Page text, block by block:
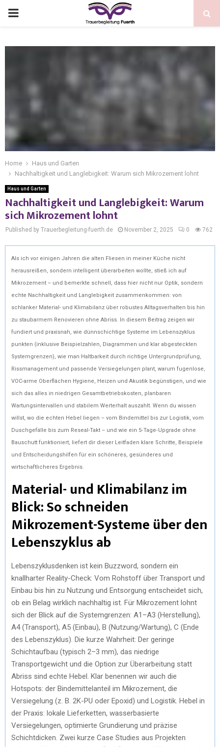
Home
Haus und Garten
Nachhaltigkeit und Langlebigkeit: Warum sich Mikrozement lohnt
Haus und Garten
Nachhaltigkeit und Langlebigkeit: Warum
sich Mikrozement lohnt
Published by Trauerbegleitung-fuerth.de November 2, 2025 0 762
Als ich vor einigen Jahren die alten Fliesen in meiner Küche nicht
herausreißen, sondern intelligent überarbeiten wollte, stieß ich auf
Mikrozement – und bemerkte schnell, dass hier nicht nur Optik, sondern
echte Nachhaltigkeit und Langlebigkeit zusammenkommen: von
schlanker Material- und Klimabilanz über robustes Alltagsverhalten bis hin
zu staubarmem Renovieren ohne Abriss. In diesem Beitrag zeigen wir
fundiert und praxisnah, wie dünnschichtige Systeme im Lebenszyklus
punkten (inklusive Beispielzahlen, Diagrammen und klar abgesteckten
Systemgrenzen), wie man Haltbarkeit durch richtige Untergrundprüfung,
Rissmanagement und passende Versiegelungen plant, warum fugenlose,
VOC-arme Oberflächen Hygiene, Heizen und Akustik begünstigen, und wie
sich das alles in niedrigen Gesamtbetriebskosten, planbaren
Wartungsintervallen und stabilem Werterhalt auszahlt. Wenn du wissen
willst, wo die echten Hebel liegen – vom Bindemittel bis zur Logistik, vom
Duschgefälle bis zum Reseal-Takt – und wie ein 5‑Tage‑Upgrade ohne
Bauschutt funktioniert, liefert dir dieser Leitfaden klare Schritte, Beispiele
und Entscheidungshilfen für ein schöneres, gesünderes und
wirtschaftlicheres Ergebnis.
Material- und Klimabilanz im
Blick: So schneiden
Mikrozement-Systeme über den
Lebenszyklus ab
Lebenszyklusdenken ist kein Buzzword, sondern ein
knallharter Reality-Check: Vom Rohstoff über Transport und
Einbau bis hin zu Nutzung und Entsorgung entscheidet sich,
ob ein Belag wirklich nachhaltig ist. Für Mikrozement lohnt
sich der Blick auf die Systemgrenzen: A1–A3 (Herstellung),
A4 (Transport), A5 (Einbau), B (Nutzung/Wartung), C (Ende
des Lebenszyklus). Die kurze Wahrheit: Der geringe
Schichtaufbau (typisch 2–3 mm), das niedrige
Transportgewicht und die Option zur Überarbeitung statt
Abriss sind echte Hebel. Klar benennen wir auch die
Hotspots: der Bindemittelanteil im Mikrozement, die
Versiegelung (z. B. 2K-PU oder Epoxid) und Logistik. Hebel in
der Praxis: lokale Lieferketten, wasserbasierte
Versiegelungen, optimierte Grundierung und präzise
Schichtdicken. Zwei kurze Case Studies aus Projekten